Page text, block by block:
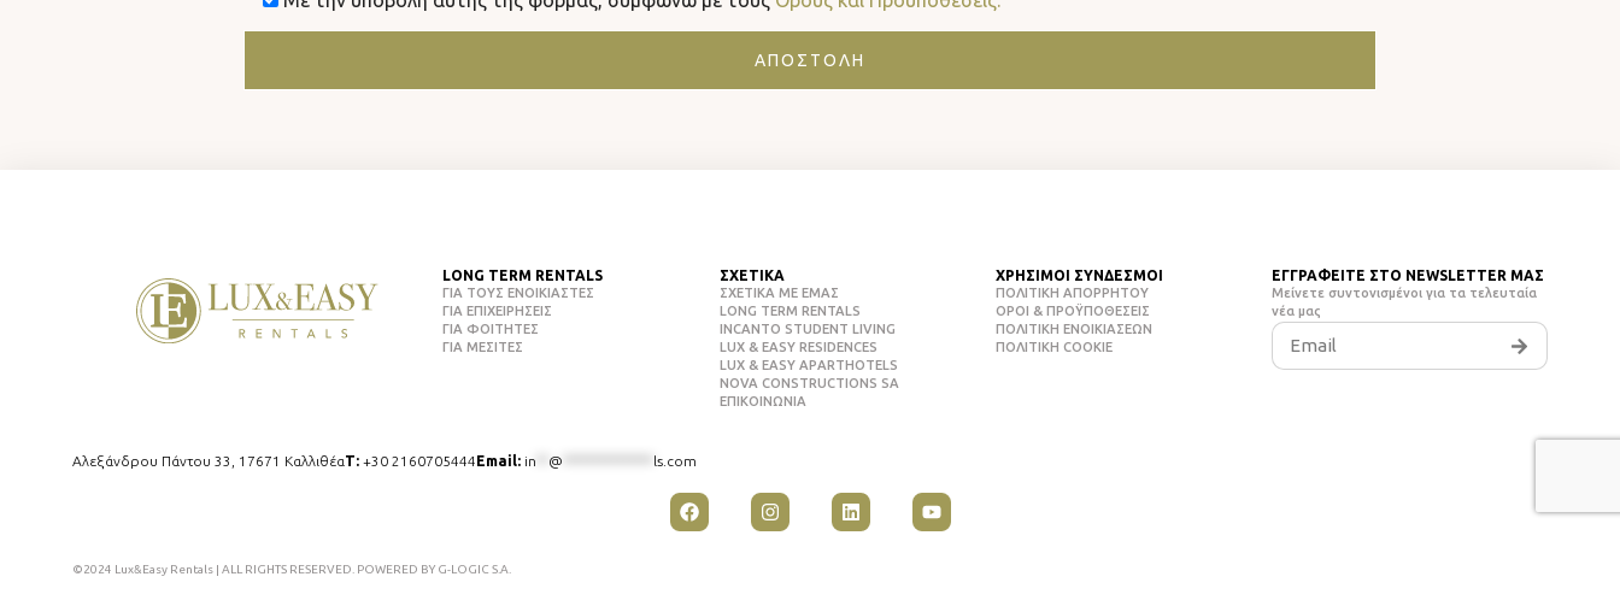
LONG TERM RENTALS
ΓΙΑ ΤΟΥΣ ΕΝΟΙΚΙΑΣΤΕΣ
ΓΙΑ ΕΠΙΧΕΙΡΗΣΕΙΣ
ΓΙΑ ΦΟΙΤΗΤΕΣ
ΓΙΑ ΜΕΣΙΤΕΣ
ΣΧΕΤΙΚΑ
ΣΧΕΤΙΚΑ ΜΕ ΕΜΑΣ
LONG TERM RENTALS
INCANTO STUDENT LIVING
LUX & EASY RESIDENCES
LUX & EASY APARTHOTELS
NOVA CONSTRUCTIONS SA
ΕΠΙΚΟΙΝΩΝΙΑ
ΧΡΗΣΙΜΟΙ ΣΥΝΔΕΣΜΟΙ
ΠΟΛΙΤΙΚΉ ΑΠΟΡΡΉΤΟΥ
ΌΡΟΙ & ΠΡΟΫΠΟΘΈΣΕΙΣ
ΠΟΛΙΤΙΚΉ EΝΟΙΚΊΑΣΕΩΝ
ΠΟΛΙΤΙΚΉ COOKIE
ΕΓΓΡΑΦΕΙΤΕ ΣΤΟ NEWSLETTER ΜΑΣ
Μείνετε συντονισμένοι για τα τελευταία
νέα μας
Αλεξάνδρου Πάντου 33, 17671 ΚαλλιθέαΤ: +30 2160705444Email: in @ ls.com
©2024 Lux&Easy Rentals | ALL RIGHTS RESERVED. POWERED BY G-LOGIC S.A.